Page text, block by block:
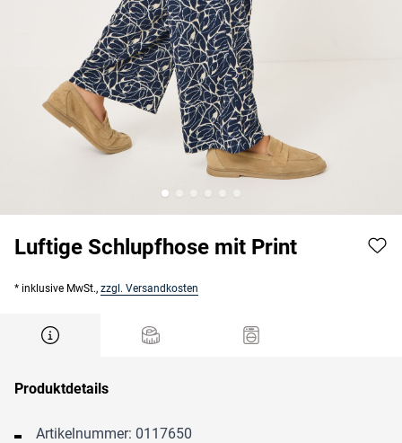
Luftige Schlupfhose mit Print
* inklusive MwSt., zzgl. Versandkosten
Produktdetails
Artikelnummer: 0117650